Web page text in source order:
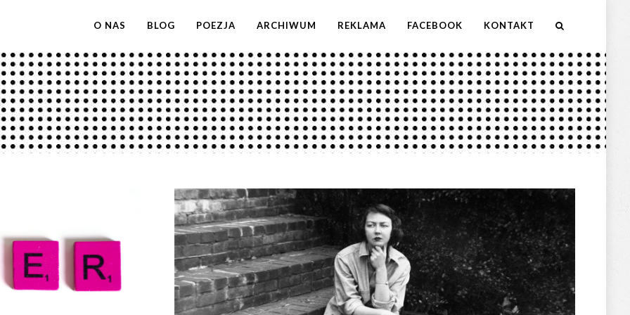
O NAS BLOG POEZJA ARCHIWUM REKLAMA FACEBOOK KONTAKT